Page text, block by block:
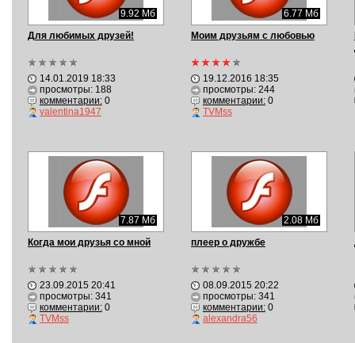
9.92 Мб
Для любимых друзей!
14.01.2019 18:33
просмотры: 188
комментарии:0
valentina1947
6.77 Мб
Моим друзьям с любовью
19.12.2016 18:35
просмотры: 244
комментарии:0
TVMss
7.87 Мб
Когда мои друзья со мной
23.09.2015 20:41
просмотры: 341
комментарии:0
TVMss
2.08 Мб
плеер о дружбе
08.09.2015 20:22
просмотры: 341
комментарии:0
alexandra56